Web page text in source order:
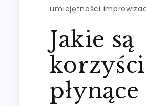
umiejętności
Jakie są
korzyści
płynące